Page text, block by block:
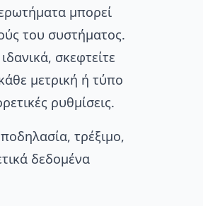
μπορεί
του συστήματος.
σκεφτείτε
μετρική ή τύπο
ρυθμίσεις.
τρέξιμο,
δεδομένα